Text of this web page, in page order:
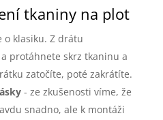
tkaniny na plot
klasiku. Z drátu
protáhnete skrz tkaninu a
zatočíte, poté zakrátíte.
- ze zkušenosti víme, že
snadno, ale k montáži